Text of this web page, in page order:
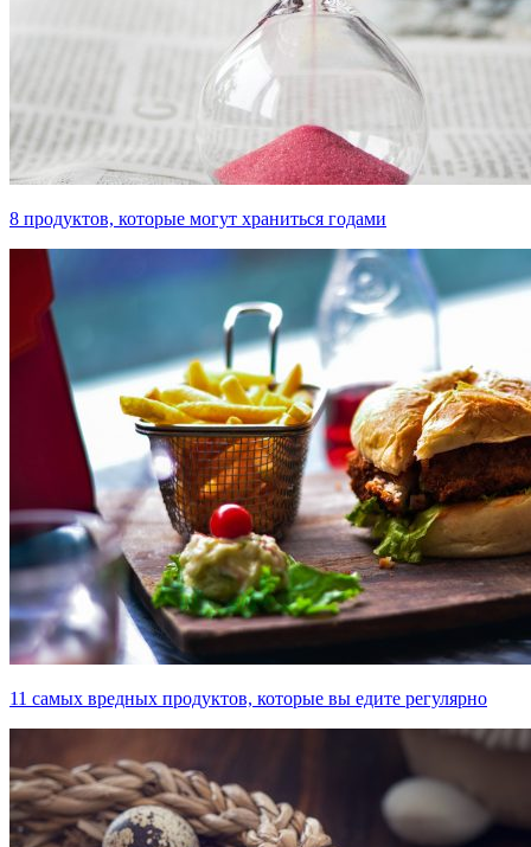
8 продуктов, которые могут храниться годами
11 самых вредных продуктов, которые вы едите регулярно